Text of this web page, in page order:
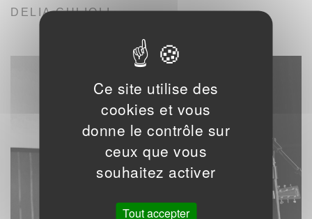
DELIA CULIOLI
Ce site utilise des
cookies et vous
donne le contrôle sur
ceux que vous
souhaitez activer
Tout accepter